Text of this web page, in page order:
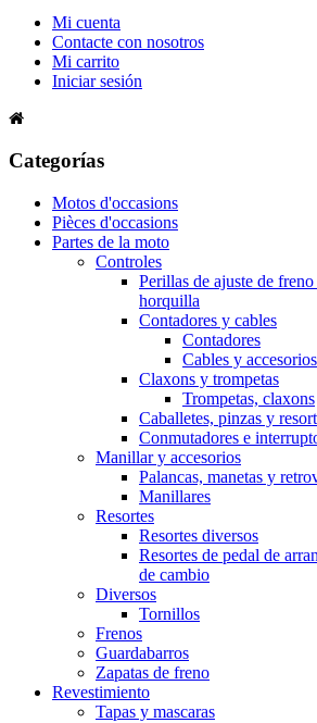
Mi cuenta
Contacte con nosotros
Mi carrito
Iniciar sesión
Categorías
Motos d'occasions
Pièces d'occasions
Partes de la moto
Controles
Perillas de ajuste de
horquilla
Contadores y cables
Contadores
Cables y accesorios
Claxons y trompetas
Trompetas, claxons
Caballetes, pinzas y
Conmutadores e
Manillar y accesorios
Palancas, manetas y
Manillares
Resortes
Resortes diversos
Resortes de pedal de
de cambio
Diversos
Tornillos
Frenos
Guardabarros
Zapatas de freno
Revestimiento
Tapas y mascaras